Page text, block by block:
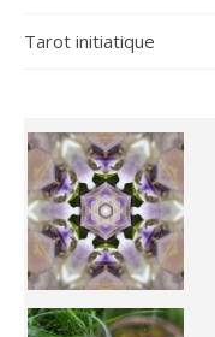
Tarot initiatique